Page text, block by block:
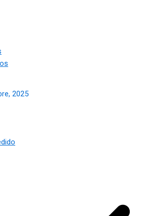
2025